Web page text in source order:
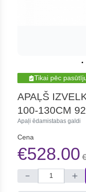
Tikai pēc
APAĻŠ
100-130CM
Apaļi ēdamistabas galdi
Cena
€528.00